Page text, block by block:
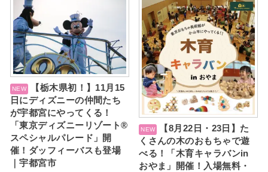
【栃木県初！】11月15
日にディズニーの仲間たち
が宇都宮にやってくる！
「東京ディズニーリゾート®
スペシャルパレード」開
催！ダッフィーバスも登場
｜宇都宮市
【8月22日・23日】た
くさんの木のおもちゃで遊
べる！「木育キャラバンin
おやま」開催！入場無料・